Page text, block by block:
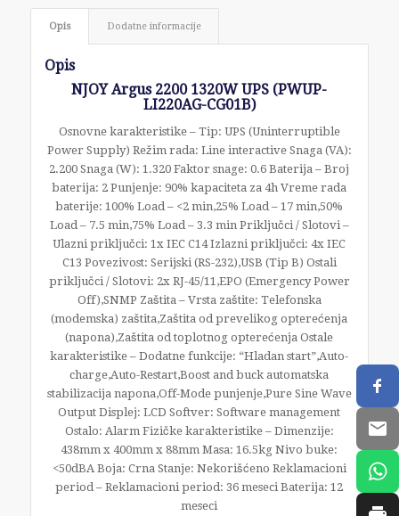
Opis Dodatne informacije
Opis
NJOY Argus 2200 1320W UPS (PWUP-
LI220AG-CG01B)
Osnovne karakteristike – Tip: UPS (Uninterruptible
Power Supply) Režim rada: Line interactive Snaga (VA):
2.200 Snaga (W): 1.320 Faktor snage: 0.6 Baterija – Broj
baterija: 2 Punjenje: 90% kapaciteta za 4h Vreme rada
baterije: 100% Load – <2 min,25% Load – 17 min,50%
Load – 7.5 min,75% Load – 3.3 min Priključci / Slotovi –
Ulazni priključci: 1x IEC C14 Izlazni priključci: 4x IEC
C13 Povezivost: Serijski (RS-232),USB (Tip B) Ostali
priključci / Slotovi: 2x RJ-45/11,EPO (Emergency Power
Off),SNMP Zaštita – Vrsta zaštite: Telefonska
(modemska) zaštita,Zaštita od prevelikog opterećenja
(napona),Zaštita od toplotnog opterećenja Ostale
karakteristike – Dodatne funkcije: “Hladan start”,Auto-
charge,Auto-Restart,Boost and buck automatska
stabilizacija napona,Off-Mode punjenje,Pure Sine Wave
Output Displej: LCD Softver: Software management
Ostalo: Alarm Fizičke karakteristike – Dimenzije:
438mm x 400mm x 88mm Masa: 16.5kg Nivo buke:
<50dBA Boja: Crna Stanje: Nekorišćeno Reklamacioni
period – Reklamacioni period: 36 meseci Baterija: 12
meseci